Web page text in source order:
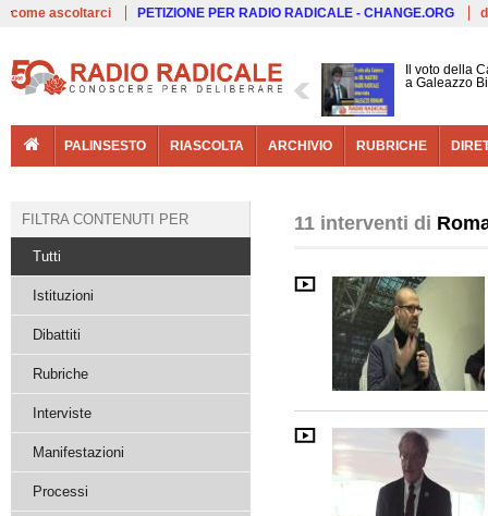
come ascoltarci PETIZIONE PER RADIO RADICALE - CHANGE.ORG
Il voto della
a Galeazzo
PALINSESTO RIASCOLTA ARCHIVIO RUBRICHE
11 interventi di
FILTRA CONTENUTI PER
Tutti
Istituzioni
Dibattiti
Rubriche
Interviste
Manifestazioni
Processi